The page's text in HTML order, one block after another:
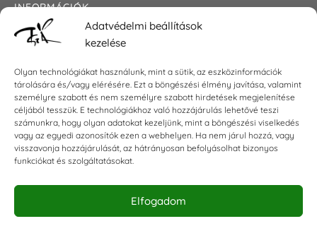
Adatvédelmi beállítások
kezelése
Olyan technológiákat használunk, mint a sütik, az eszközinformációk
tárolására és/vagy elérésére. Ezt a böngészési élmény javítása, valamint
személyre szabott és nem személyre szabott hirdetések megjelenítése
céljából tesszük. E technológiákhoz való hozzájárulás lehetővé teszi
számunkra, hogy olyan adatokat kezeljünk, mint a böngészési viselkedés
vagy az egyedi azonosítók ezen a webhelyen. Ha nem járul hozzá, vagy
visszavonja hozzájárulását, az hátrányosan befolyásolhat bizonyos
funkciókat és szolgáltatásokat.
Elfogadom
INFORMÁCIÓK
Általános szerződési feltételek
Impresszum
KAPCSOLAT
E-mail:shop@torokszilvi.com
Telefon: +36 30 6767872
KÖZÖSSÉGI